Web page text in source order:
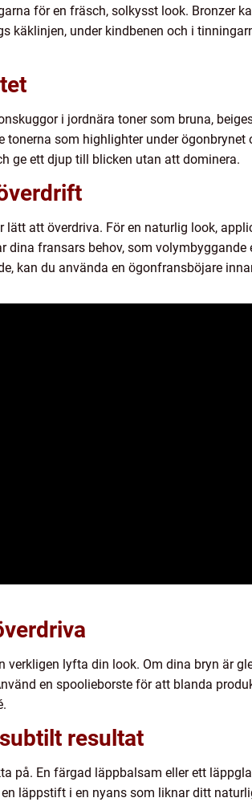
för en fräsch, solkysst look. Bronzer
käklinjen, under kindbenen och i
i jordnära toner som bruna,
som highlighter under ögonbrynet
ge ett djup till blicken utan att dominera.
att överdriva. För en naturlig look,
fransars behov, som
kan du använda en ögonfransböjare
lyfta din look. Om dina bryn är
en spoolieborste för att blanda
resultat
på. En färgad läppbalsam eller ett
läppstift i en nyans som liknar ditt